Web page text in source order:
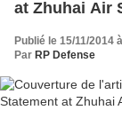
at Zhuhai Air
Publié le 15/11/2014
Par RP Defense